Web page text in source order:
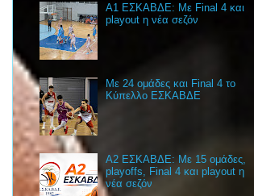
Α1 ΕΣΚΑΒΔΕ: Με Final 4 και
playout η νέα σεζόν
Με 24 ομάδες και Final 4 το
Κύπελλο ΕΣΚΑΒΔΕ
Α2 ΕΣΚΑΒΔΕ: Με 15 ομάδες,
playoffs, Final 4 και playout η
νέα σεζόν